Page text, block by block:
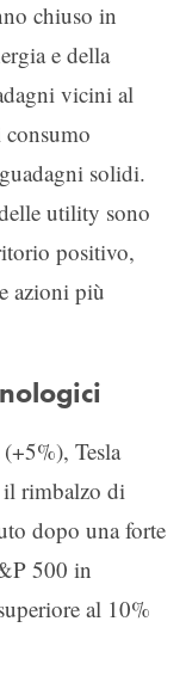
chiuso in
e della
vicini al
solidi.
utility sono
positivo,
azioni più
Tesla
rimbalzo di
dopo una forte
500 in
al 10%